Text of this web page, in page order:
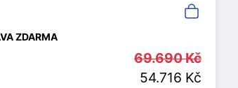
ZDARMA
69.690 Kč
54.716 Kč